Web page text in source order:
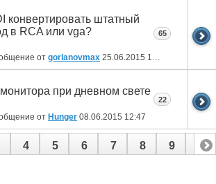
конвертировать штатный
в RCA или vga?
от gorlanovmax 25.06.2015 18:16
65
при дневном свете
от Hunger 08.06.2015 12:47
22
4 5 6 7 8 9 10